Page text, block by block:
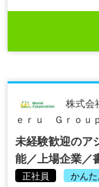
株式会
ｅｒｕ Ｇｒｏｕ
未経験歓迎のア
能／上場企業／
正社員 かん